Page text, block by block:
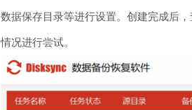
数据保存目录等进行设置。创建完成后
情况进行尝试。